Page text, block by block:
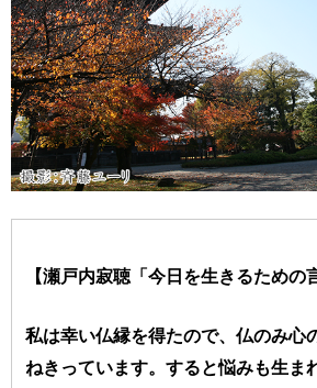
【瀬戸内寂聴「今日を生きるための
私は幸い仏縁を得たので、仏のみ心
ねきっています。すると悩みも生ま